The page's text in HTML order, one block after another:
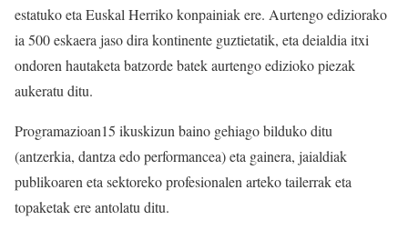
estatuko eta Euskal Herriko konpainiak ere. Aurtengo ediziorako
ia 500 eskaera jaso dira kontinente guztietatik, eta deialdia itxi
ondoren hautaketa batzorde batek aurtengo edizioko piezak
aukeratu ditu.
Programazioan15 ikuskizun baino gehiago bilduko ditu
(antzerkia, dantza edo performancea) eta gainera, jaialdiak
publikoaren eta sektoreko profesionalen arteko tailerrak eta
topaketak ere antolatu ditu.